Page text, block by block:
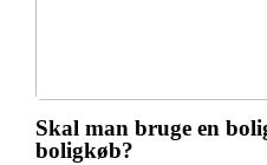
Skal man bruge en
boligkøb?